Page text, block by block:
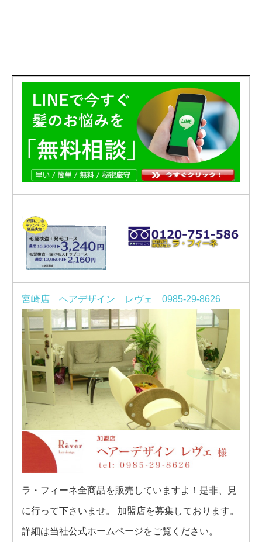
宮崎店 ヘアデザイン レヴェ 0985-29-8626
ラ・フィーネ全商品を販売していますよ！是非、見
に行って下さいませ。 加盟店を募集しております。
詳細は当社公式ホームページをご覧ください。